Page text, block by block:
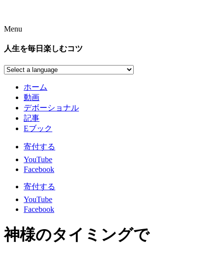
Menu
人生を毎日楽しむコツ
ホーム
動画
デボーショナル
記事
Eブック
寄付する
YouTube
Facebook
寄付する
YouTube
Facebook
神様のタイミングで